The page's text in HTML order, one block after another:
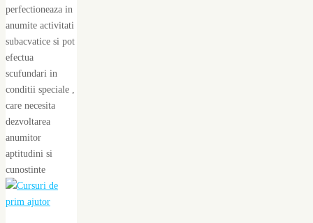
perfectioneaza in
anumite activitati
subacvatice si pot
efectua
scufundari in
conditii speciale ,
care necesita
dezvoltarea
anumitor
aptitudini si
cunostinte